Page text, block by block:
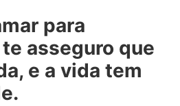
para
asseguro que
e a vida tem